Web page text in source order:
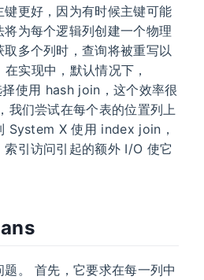
更好，因为有时候主键可能
为每个逻辑列创建一个物理
多个列时，查询将被重写以
实现中，默认情况下，
使用 hash join，这个效率很
我们尝试在每个表的位置列上
System X 使用 index join，
引访问引起的额外 I/O 使它
。 首先，它要求在每一列中